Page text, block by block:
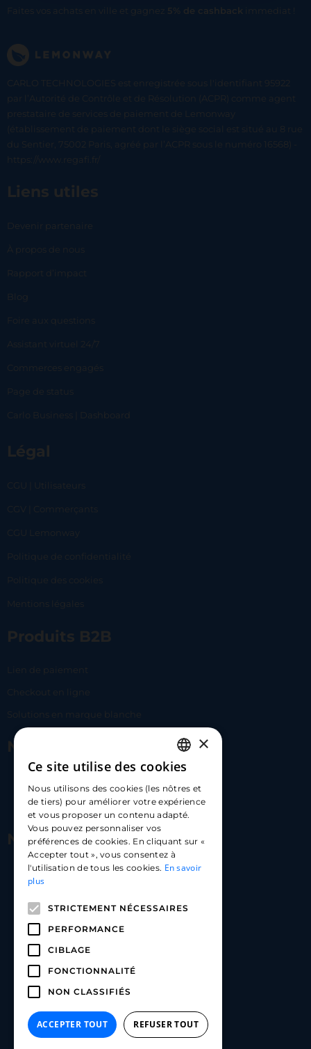
Faites vos achats en ville et gagnez 5% de cashback immediat !
CARLO TECHNOLOGIES est enregistrée sous l'identifiant 95922
par l’Autorité de Contrôle et de Résolution (ACPR) comme agent
prestataire de services de paiement de Lemonway
(établissement de paiement dont le siège social est situé au 8 rue
du Sentier, 75002 Paris, agréé par l’ACPR sous le numéro 16568) -
https://www.regafi.fr/
Liens utiles
Devenir partenaire
À propos de nous
Rapport d’impact
Blog
Foire aux questions
Assistant virtuel 24/7
Commerces engagés
Page de status
Carlo Business | Dashboard
Légal
CGU | Utilisateurs
CGV | Commerçants
CGU Lemonway
Politique de confidentialité
Politique des cookies
Mentions légales
Produits B2B
Lien de paiement
Checkout en ligne
Solutions en marque blanche
Nous contacter
hello@carloapp.com
Nous suivre
Carlo App | Instagram
Carlo App | Linkedin
FRENCH
ENGLISH
SPANISH
×
Ce site utilise des cookies
Nous utilisons des cookies (les nôtres et
de tiers) pour améliorer votre expérience
et vous proposer un contenu adapté.
Vous pouvez personnaliser vos
préférences de cookies. En cliquant sur «
Accepter tout », vous consentez à
l'utilisation de tous les cookies. En savoir
plus
STRICTEMENT NÉCESSAIRES
PERFORMANCE
CIBLAGE
FONCTIONNALITÉ
NON CLASSIFIÉS
ACCEPTER TOUT REFUSER TOUT